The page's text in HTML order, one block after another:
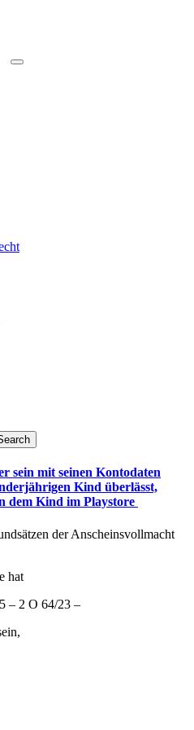
sein mit seinen Kontodaten
Kind überlässt,
dem Kind im Playstore
der Anscheinsvollmacht
hat
– 2 O 64/23 –